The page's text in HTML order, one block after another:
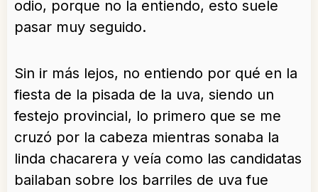
odio, porque no la entiendo, esto suele
pasar muy seguido.
Sin ir más lejos, no entiendo por qué en la
fiesta de la pisada de la uva, siendo un
festejo provincial, lo primero que se me
cruzó por la cabeza mientras sonaba la
linda chacarera y veía como las candidatas
bailaban sobre los barriles de uva fue